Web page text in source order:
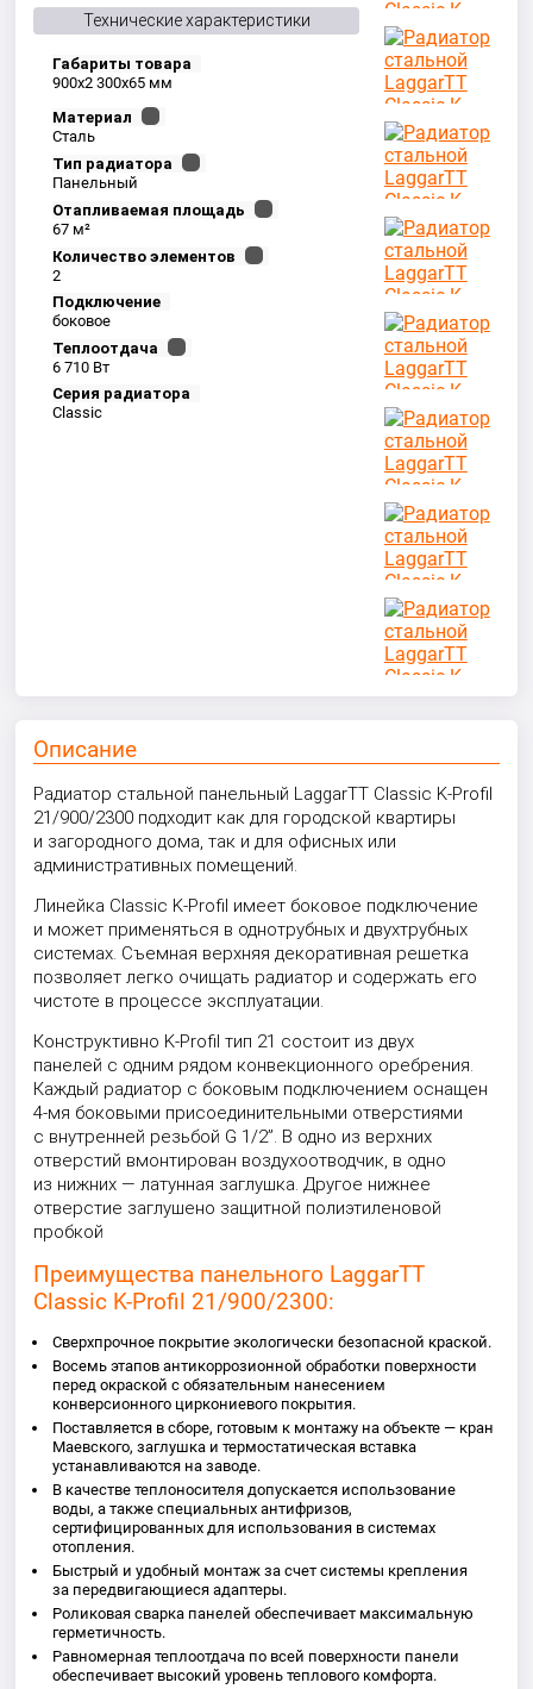
Технические характеристики
Габариты товара
900x2 300x65 мм
Материал
Сталь
Тип радиатора
Панельный
Отапливаемая площадь
67 м²
Количество элементов
2
Подключение
боковое
Теплоотдача
6 710 Вт
Серия радиатора
Classic
Описание
Радиатор стальной панельный LaggarTT Classic K-Profil
21/900/2300 подходит как для городской квартиры
и загородного дома, так и для офисных или
административных помещений.
Линейка Classic K-Profil имеет боковое подключение
и может применяться в однотрубных и двухтрубных
системах. Съемная верхняя декоративная решетка
позволяет легко очищать радиатор и содержать его
чистоте в процессе эксплуатации.
Конструктивно K-Profil тип 21 состоит из двух
панелей с одним рядом конвекционного оребрения.
Каждый радиатор с боковым подключением оснащен
4-мя боковыми присоединительными отверстиями
с внутренней резьбой G 1/2”. В одно из верхних
отверстий вмонтирован воздухоотводчик, в одно
из нижних — латунная заглушка. Другое нижнее
отверстие заглушено защитной полиэтиленовой
пробкой
Преимущества панельного LaggarTT
Classic K-Profil 21/900/2300:
Сверхпрочное покрытие экологически безопасной краской.
Восемь этапов антикоррозионной обработки поверхности
перед окраской с обязательным нанесением
конверсионного циркониевого покрытия.
Поставляется в сборе, готовым к монтажу на объекте — кран
Маевского, заглушка и термостатическая вставка
устанавливаются на заводе.
В качестве теплоносителя допускается использование
воды, а также специальных антифризов,
сертифицированных для использования в системах
отопления.
Быстрый и удобный монтаж за счет системы крепления
за передвигающиеся адаптеры.
Роликовая сварка панелей обеспечивает максимальную
герметичность.
Равномерная теплоотдача по всей поверхности панели
обеспечивает высокий уровень теплового комфорта.